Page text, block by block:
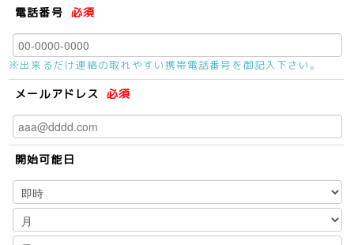
電話番号 必須
※出来るだけ連絡の取れやすい携帯電話番号を御記入下さい。
メールアドレス 必須
開始可能日